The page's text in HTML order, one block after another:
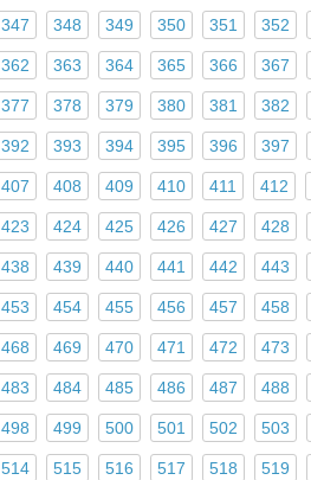
347 348 349 350 351 352
362 363 364 365 366 367
377 378 379 380 381 382
392 393 394 395 396 397
407 408 409 410 411 412
423 424 425 426 427 428
438 439 440 441 442 443
453 454 455 456 457 458
468 469 470 471 472 473
483 484 485 486 487 488
498 499 500 501 502 503
514 515 516 517 518 519